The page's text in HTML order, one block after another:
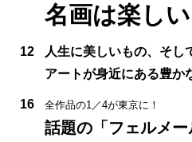
名画は楽しい
12
人生に美しいもの、そし
アートが身近にある豊か
16 全作品の1／4が東京に！
話題の「フェルメー